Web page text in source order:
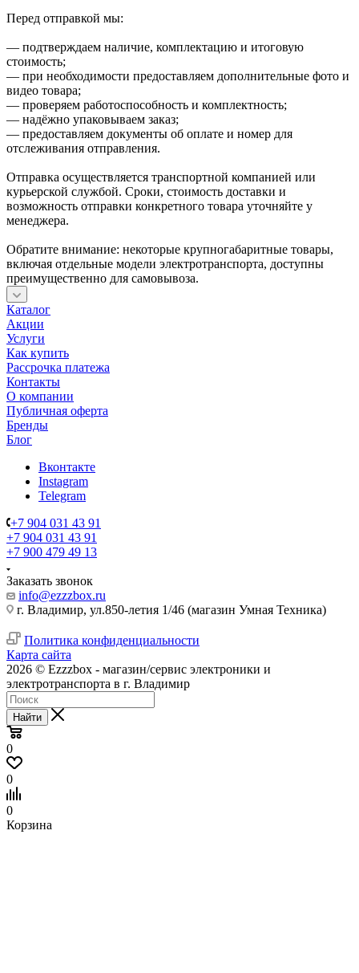
Перед отправкой мы:
— подтверждаем наличие, комплектацию и итоговую
стоимость;
— при необходимости предоставляем дополнительные фото и
видео товара;
— проверяем работоспособность и комплектность;
— надёжно упаковываем заказ;
— предоставляем документы об оплате и номер для
отслеживания отправления.
Отправка осуществляется транспортной компанией или
курьерской службой. Сроки, стоимость доставки и
возможность отправки конкретного товара уточняйте у
менеджера.
Обратите внимание: некоторые крупногабаритные товары,
включая отдельные модели электротранспорта, доступны
преимущественно для самовывоза.
Каталог
Акции
Услуги
Как купить
Рассрочка платежа
Контакты
О компании
Публичная оферта
Бренды
Блог
Вконтакте
Instagram
Telegram
+7 904 031 43 91
+7 904 031 43 91
+7 900 479 49 13
Заказать звонок
info@ezzzbox.ru
г. Владимир, ул.850-летия 1/46 (магазин Умная Техника)
Политика конфиденциальности
Карта сайта
2026 © Ezzzbox - магазин/сервис электроники и
электротранспорта в г. Владимир
Найти
0
0
0
Корзина